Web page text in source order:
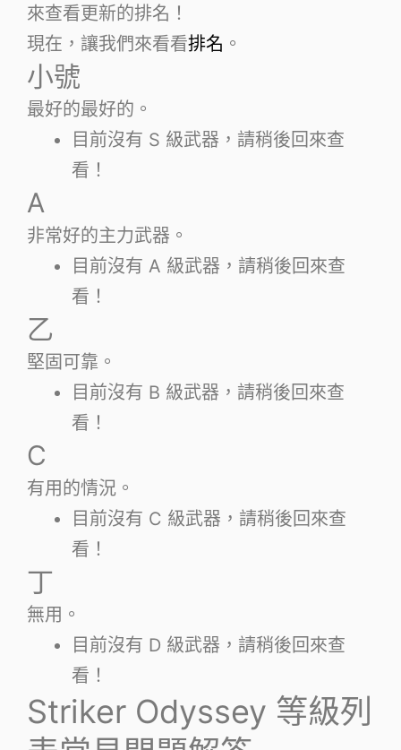
來查看更新的排名！
現在，讓我們來看看排名 。
小號
最好的最好的。
目前沒有 S 級武器，請稍後回來查
看！
A
非常好的主力武器。
目前沒有 A 級武器，請稍後回來查
看！
乙
堅固可靠。
目前沒有 B 級武器，請稍後回來查
看！
C
有用的情況。
目前沒有 C 級武器，請稍後回來查
看！
丁
無用。
目前沒有 D 級武器，請稍後回來查
看！
Striker Odyssey 等級列